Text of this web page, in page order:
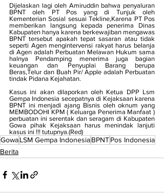
Dijelaskan lagi oleh Amiruddin bahwa penyaluran
BPNT oleh PT Pos yang di Tunjuk oleh
Kementerian Sosial sesuai Tekline,Karena PT Pos
memberikan langsung kepada penerima Dinas
Kabupaten hanya karena berkewajiban mengawas
BPNT tersebut apakah tepat sasaran atau tidak
seperti Agen mengintervensi rakyat harus belanja
di Agen adalah Perbuatan Melawan Hukum sama
halnya Pendamping menerima juga bagian
keuangan dan Penyuplai Barang berupa
Beras,Telur dan Buah Pir/ Apple adalah Perbuatan
tindak Pidana Kejahatan.
Kasus ini akan dilaporkan oleh Ketua DPP Lsm
Gempa Indonesia secepatnya di Kejaksaan karena
BPNT ini menjadi ajang Bisnis oleh oknum yang
MEMBODOHI KPM ( Keluarga Penerima Manfaat )
perbuatan ini serentak dan seragam di Kabupaten
Gowa pihak Kejaksaan harus menindak lanjuti
kasus ini !!! tutupnya.(Red)
GowaLSM Gempa IndonesiaBPNTPos Indonesia
Berita